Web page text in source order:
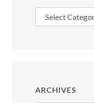
ARCHIVES